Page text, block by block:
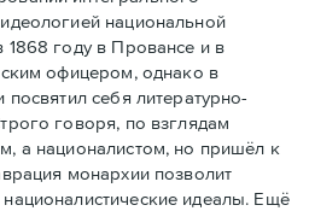
национальной
году в Провансе и в
офицером, однако в
посвятил себя литературно-
говоря, по взглядам
а националистом, но пришёл к
монархии позволит
идеалы. Ещё